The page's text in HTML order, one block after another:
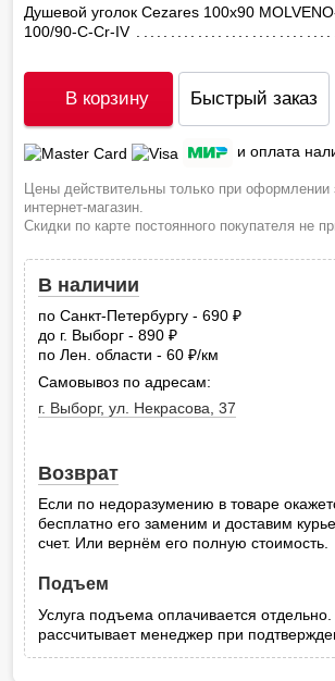
Душевой уголок Cezares 100х90
100/90-C-Cr-IV
В корзину Быстрый заказ
и оплата
Цены действительны только при оформлении
интернет-магазин.
Скидки по карте постоянного покупателя не
В наличии
по Санкт-Петербургу - 690
до г. Выборг - 890
по Лен. области - 60
руб.
/км
Самовывоз по адресам:
г. Выборг, ул. Некрасова, 37
Возврат
Если по недоразумению в товаре
бесплатно его заменим и доставим
счет. Или вернём его полную стоимость.
Подъем
Услуга подъема оплачивается
рассчитывает менеджер при